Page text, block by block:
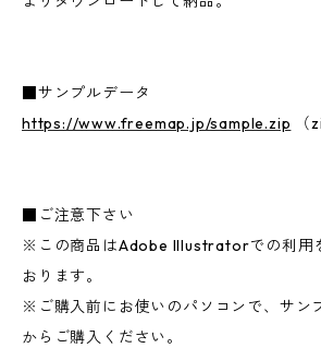
■サンプルデータ
https://www.freemap.jp/sample.zip （
■ご注意下さい
※この商品はAdobe Illustratorでの利用
おります。
※ご購入前にお使いのパソコンで、サン
からご購入ください。